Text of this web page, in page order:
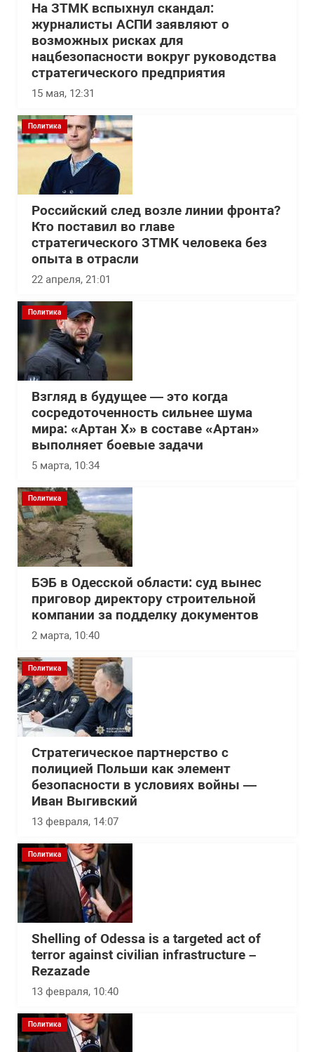
На ЗТМК вспыхнул скандал:
журналисты АСПИ заявляют о
возможных рисках для
нацбезопасности вокруг руководства
стратегического предприятия
15 мая, 12:31
Политика
Российский след возле линии фронта?
Кто поставил во главе
стратегического ЗТМК человека без
опыта в отрасли
22 апреля, 21:01
Политика
Взгляд в будущее — это когда
сосредоточенность сильнее шума
мира: «Артан Х» в составе «Артан»
выполняет боевые задачи
5 марта, 10:34
Политика
БЭБ в Одесской области: суд вынес
приговор директору строительной
компании за подделку документов
2 марта, 10:40
Политика
Стратегическое партнерство с
полицией Польши как элемент
безопасности в условиях войны —
Иван Выгивский
13 февраля, 14:07
Политика
Shelling of Odessa is a targeted act of
terror against civilian infrastructure –
Rezazade
13 февраля, 10:40
Политика